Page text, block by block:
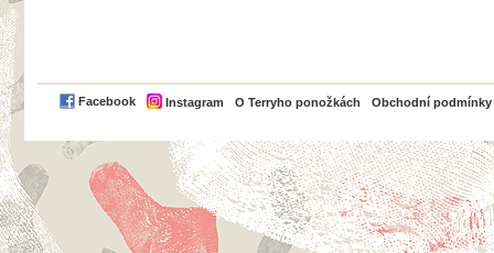
Facebook Instagram O Terryho ponožkách Obchodní podmínky
PayPal